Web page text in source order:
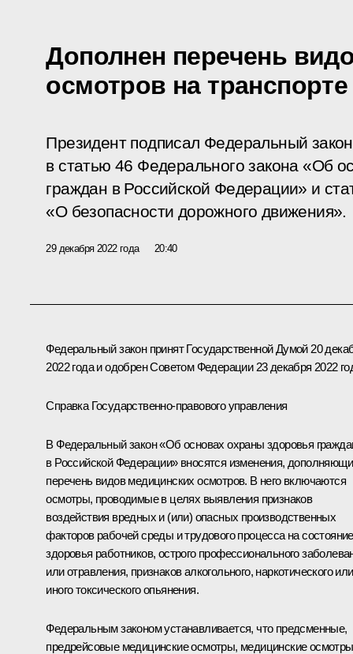
Дополнен перечень
осмотров на транспорте
Президент подписал Федеральный
в статью 46 Федерального закона «Об
граждан в Российской Федерации» и
«О безопасности дорожного движения».
29 декабря 2022 года 20:40
Федеральный закон принят Государственной Думой 20
2022 года и одобрен Советом Федерации 23 декабря 2022
Справка Государственно-правового управления
В Федеральный закон «Об основах охраны здоровья
в Российской Федерации» вносятся изменения,
перечень видов медицинских осмотров. В него включаются
осмотры, проводимые в целях выявления признаков
воздействия вредных и (или) опасных производственных
факторов рабочей среды и трудового процесса на состояние
здоровья работников, острого профессионального
или отравления, признаков алкогольного, наркотического или
иного токсического опьянения.
Федеральным законом устанавливается, что предсменные,
предрейсовые медицинские осмотры, медицинские осмотры